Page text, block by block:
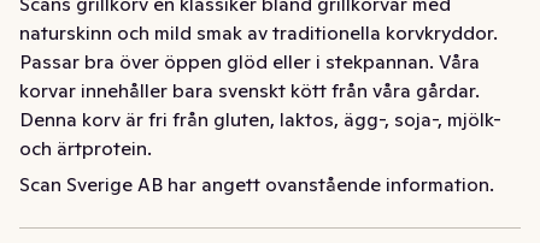
naturskinn och mild smak av traditionella korvkryddor.
Passar bra över öppen glöd eller i stekpannan. Våra
korvar innehåller bara svenskt kött från våra gårdar.
Denna korv är fri från gluten, laktos, ägg-, soja-, mjölk-
och ärtprotein.
En klassiker bland grillkorvar med naturskinn och mild
Scan Sverige AB har angett ovanstående information.